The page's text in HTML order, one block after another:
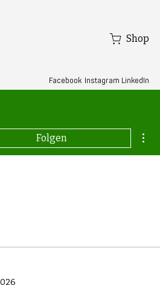
Facebook Instagram LinkedIn
Shop
Folgen